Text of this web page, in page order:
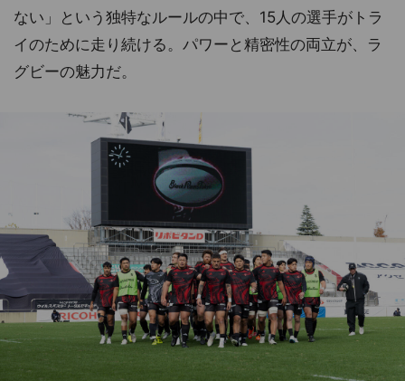
ない」という独特なルールの中で、15人の選手がトラ
イのために走り続ける。パワーと精密性の両立が、ラ
グビーの魅力だ。